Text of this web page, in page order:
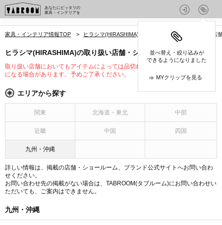
あなたにピッタリの
家具・インテリアを
並べ替え・絞り込みが
できるようになりました
MYクリップを見る
家具・インテリア情報TOP > ヒラシマ(HIRASHIMA) ヒラシマ(HIRASHIMA)の店
ヒラシマ(HIRASHIMA)の取り扱い店舗・ショールーム
取り扱い店舗においてもアイテムによっては品切れや未入荷、取り扱いが変更
になる場合があります。予めご了承ください。
エリアから探す
関東 北海道・東北 中部
近畿 中国 四国
九州・沖縄
詳しい情報は、掲載の店舗・ショールーム、ブランド公式サイトへお問い合わ
せください。
お問い合わせ先の掲載がない場合は、TABROOM(タブルーム)にお問い合わせい
ただいても、ご案内はできません。
九州・沖縄